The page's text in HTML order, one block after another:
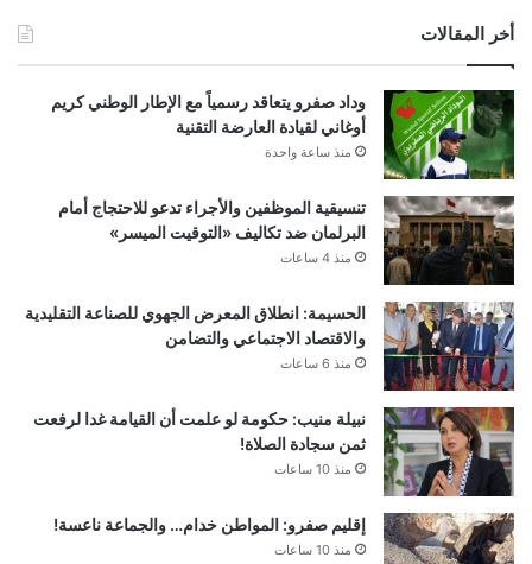
أخر المقالات
وداد صفرو يتعاقد رسمياً مع الإطار الوطني كريم
أوغاني لقيادة العارضة التقنية
منذ ساعة واحدة
تنسيقية الموظفين والأجراء تدعو للاحتجاج أمام
البرلمان ضد تكاليف «التوقيت الميسر»
منذ 4 ساعات
الحسيمة: انطلاق المعرض الجهوي للصناعة التقليدية
والاقتصاد الاجتماعي والتضامن
منذ 6 ساعات
نبيلة منيب: حكومة لو علمت أن القيامة غدا لرفعت
ثمن سجادة الصلاة!
منذ 10 ساعات
إقليم صفرو: المواطن خدام… والجماعة ناعسة!
منذ 10 ساعات